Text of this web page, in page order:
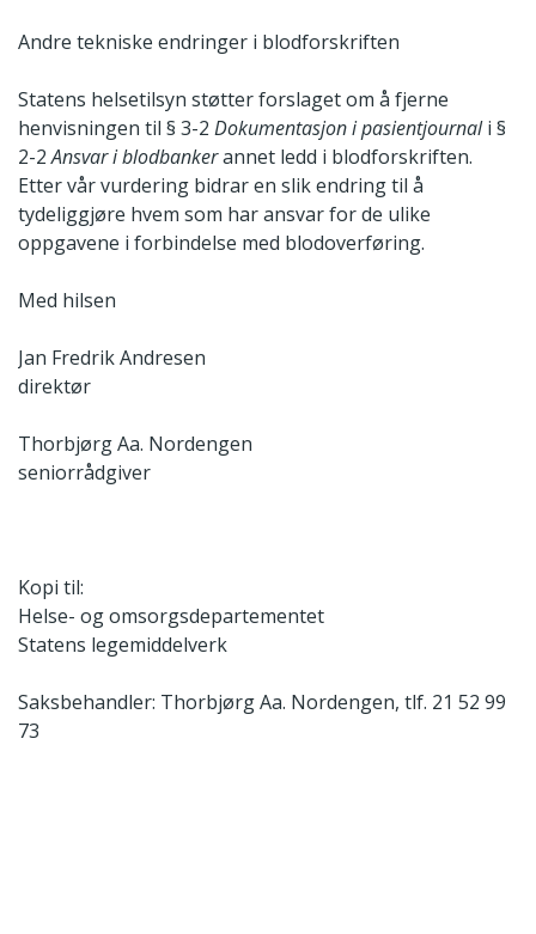
Andre tekniske endringer i blodforskriften
Statens helsetilsyn støtter forslaget om å fjerne
henvisningen til § 3-2 Dokumentasjon i pasientjournali §
2-2Ansvar i blodbankerannet ledd i blodforskriften.
Etter vår vurdering bidrar en slik endring til å
tydeliggjøre hvem som har ansvar for de ulike
oppgavene i forbindelse med blodoverføring.
Med hilsen
Jan Fredrik Andresen
direktør
Thorbjørg Aa. Nordengen
seniorrådgiver
Kopi til:
Helse- og omsorgsdepartementet
Statens legemiddelverk
Saksbehandler: Thorbjørg Aa. Nordengen, tlf. 21 52 99
73